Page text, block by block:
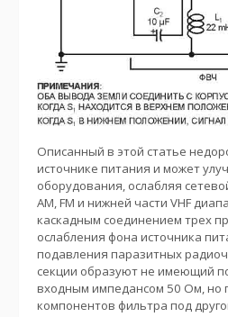
Описанный в этой статье
источнике питания и может
оборудования, ослабляя
АМ, FM и нижней части VHF
каскадным соединением трех
ослабления фона источника
подавления паразитных
секции образуют не имеющий
входным импедансом 50 Ом, но
компонентов фильтра под